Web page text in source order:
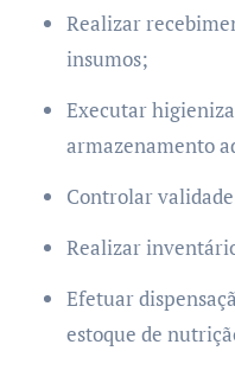
Realizar recebimento e conferência de
insumos;
Executar higienização, etiquetagem e
armazenamento
Controlar
Realizar
Efetuar dispensação e baixa de insumos do
estoque de